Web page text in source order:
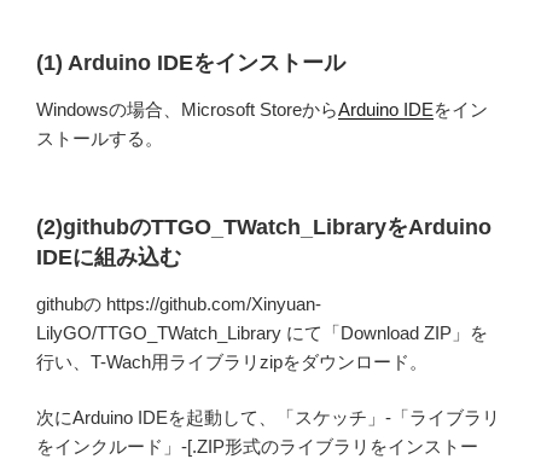
(1) Arduino IDEをインストール
Windowsの場合、Microsoft StoreからArduino IDEをイン
ストールする。
(2)githubのTTGO_TWatch_LibraryをArduino
IDEに組み込む
githubの https://github.com/Xinyuan-
LilyGO/TTGO_TWatch_Library にて「Download ZIP」を
行い、T-Wach用ライブラリzipをダウンロード。
次にArduino IDEを起動して、「スケッチ」-「ライブラリ
をインクルード」-[.ZIP形式のライブラリをインストー